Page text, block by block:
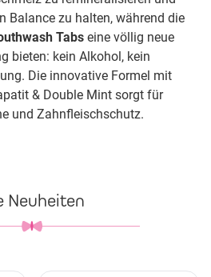
Balance zu halten, während die
Tabs eine völlig neue
bieten: kein Alkohol, kein
Die innovative Formel mit
& Double Mint sorgt für
und Zahnfleischschutz.
Neuheiten